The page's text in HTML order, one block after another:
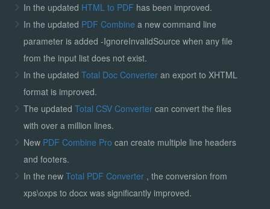
In the updated HTML to PDF has been improved.
In the updated PDF Combine a new command line
parameter is added -IgnoreInvalidSource when any file
from the input list does not exist.
In the updated Total Doc Converter an export to XHTML
format is improved.
The updated Total CSV Convertercan convert the files
with over a million lines.
New PDF Combine Pro can create multiple line headers
and footers.
In the new Total PDF Converter , the conversion from
xps\oxps to docx was significantly improved.